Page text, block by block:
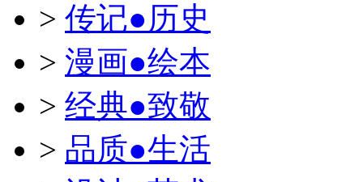
> 传记●历史
> 漫画●绘本
> 经典●致敬
> 品质●生活